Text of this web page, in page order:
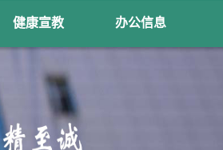
健康宣教 办公信息